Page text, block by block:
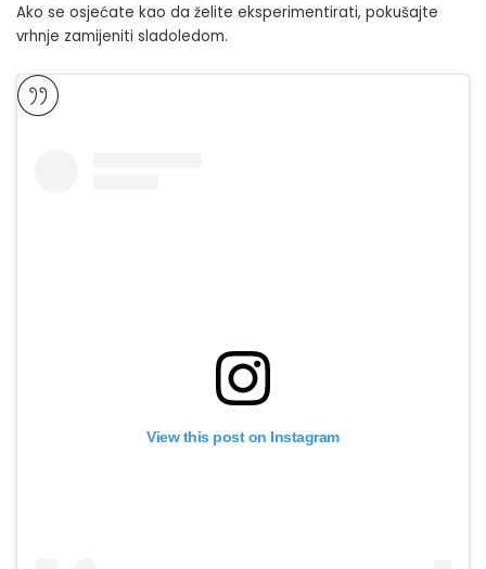
Ako se osjećate kao da želite eksperimentirati, pokušajte
vrhnje zamijeniti sladoledom.
View this post on Instagram